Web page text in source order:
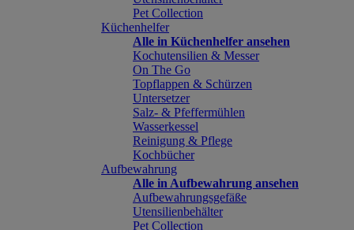
Pet Collection
Küchenhelfer
Alle in Küchenhelfer ansehen
Kochutensilien & Messer
On The Go
Topflappen & Schürzen
Untersetzer
Salz- & Pfeffermühlen
Wasserkessel
Reinigung & Pflege
Kochbücher
Aufbewahrung
Alle in Aufbewahrung ansehen
Aufbewahrungsgefäße
Utensilienbehälter
Pet Collection